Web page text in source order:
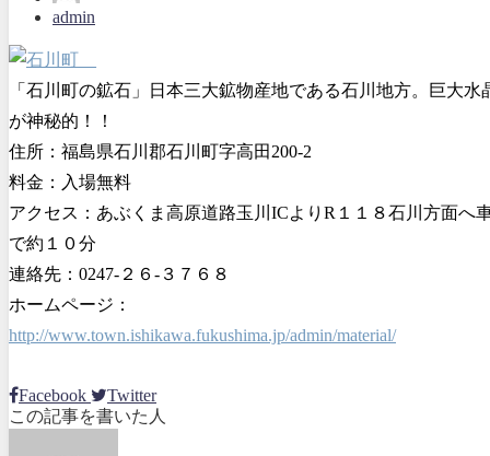
admin
「石川町の鉱石」日本三大鉱物産地である石川地方。巨大水
が神秘的！！
住所：福島県石川郡石川町字高田200-2
料金：入場無料
アクセス：あぶくま高原道路玉川ICよりR１１８石川方面へ
で約１０分
連絡先：0247-２６-３７６８
ホームページ：
http://www.town.ishikawa.fukushima.jp/admin/material/
Facebook
Twitter
この記事を書いた人